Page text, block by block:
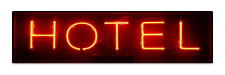
RÅDHUSPLADSEN
HOVEDBANEGÅRDEN
MIDTSJÆLLAND
VESTSJÆLLAND
ÅRHUS
ÅLBORG
ODENSE